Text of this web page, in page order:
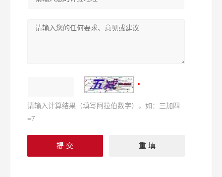
请输入计算结果（填写阿拉伯数字），如：三加四
=7